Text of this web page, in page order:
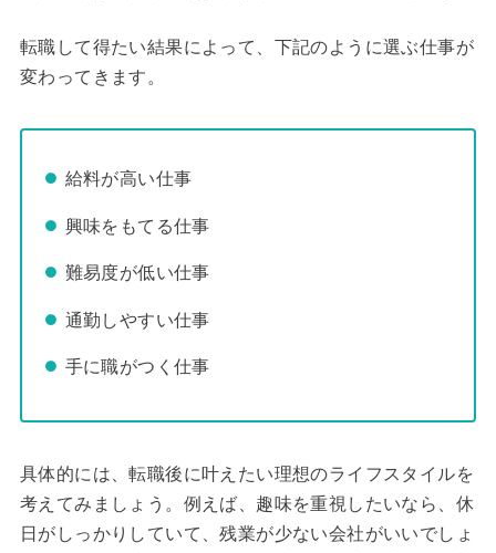
転職して得たい結果によって、下記のように選ぶ仕事が
変わってきます。
給料が高い仕事
興味をもてる仕事
難易度が低い仕事
通勤しやすい仕事
手に職がつく仕事
具体的には、転職後に叶えたい理想のライフスタイルを
考えてみましょう。例えば、趣味を重視したいなら、休
日がしっかりしていて、残業が少ない会社がいいでしょ